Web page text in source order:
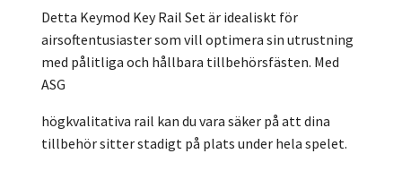
Detta Keymod Key Rail Set är idealiskt för
airsoftentusiaster som vill optimera sin utrustning
med pålitliga och hållbara tillbehörsfästen. Med
ASG
högkvalitativa rail kan du vara säker på att dina
tillbehör sitter stadigt på plats under hela spelet.